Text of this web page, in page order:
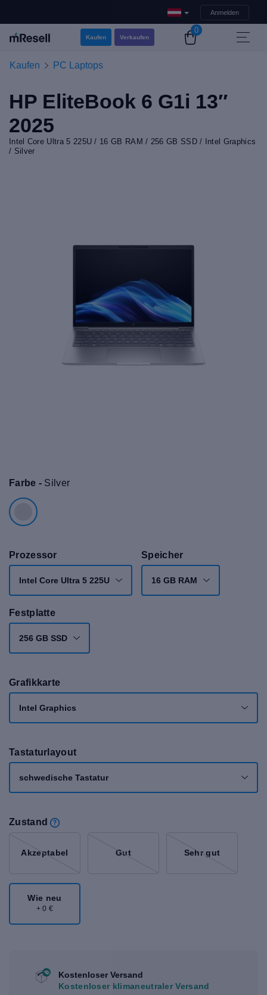
Anmelden
Kaufen Verkaufen
0
Kaufen PC Laptops
HP EliteBook 6 G1i 13″
2025
Intel Core Ultra 5 225U / 16 GB RAM / 256 GB SSD / Intel Graphics
/ Silver
Farbe - Silver
Prozessor
Intel Core Ultra 5 225U
Speicher
16 GB RAM
Festplatte
256 GB SSD
Grafikkarte
Intel Graphics
Tastaturlayout
schwedische Tastatur
Zustand
Akzeptabel Gut Sehr gut
Wie neu
+ 0 €
Kostenloser Versand
Kostenloser klimaneutraler Versand